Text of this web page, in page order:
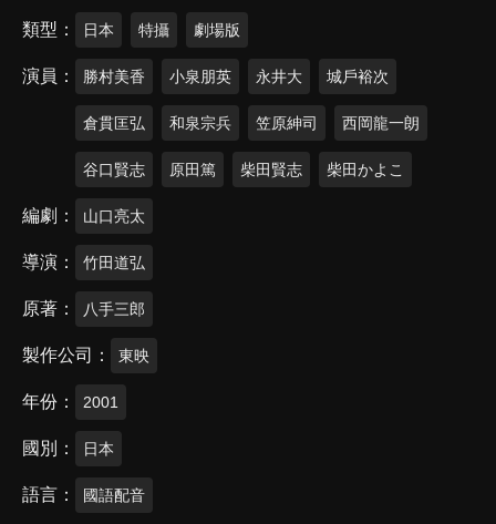
類型 日本 特攝 劇場版
演員 勝村美香 小泉朋英 永井大 城戶裕次
倉貫匡弘 和泉宗兵 笠原紳司 西岡龍一朗
谷口賢志 原田篤 柴田賢志 柴田かよこ
編劇 山口亮太
導演 竹田道弘
原著 八手三郎
製作公司 東映
年份 2001
國別 日本
語言 國語配音